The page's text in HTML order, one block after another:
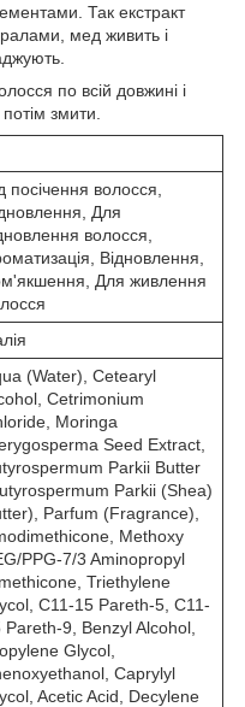
Так екстракт
мед живить і
по всій довжині і
змити.
посічення волосся,
Для
волосся,
Відновлення,
Для живлення
(Water), Cetearyl
Cetrimonium
Moringa
Seed Extract,
Parkii Butter
Parkii (Shea)
Parfum (Fragrance),
Methoxy
PPG-7/3 Aminopropyl
Triethylene
C11-15 Pareth-5, C11-
Pareth-9, Benzyl Alcohol,
Glycol,
Caprylyl
Acetic Acid, Decylene